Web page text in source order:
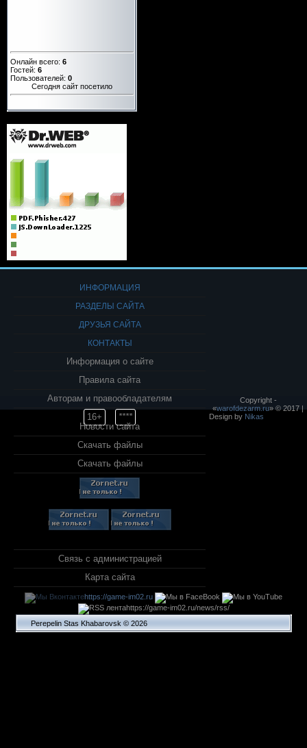
Онлайн всего: 6
Гостей: 6
Пользователей: 0
Сегодня сайт посетило
ИНФОРМАЦИЯ
РАЗДЕЛЫ САЙТА
ДРУЗЬЯ САЙТА
КОНТАКТЫ
Информация о сайте
Правила сайта
Авторам и правообладателям
16+
****
Новости сайта
Скачать файлы
Скачать файлы
Связь с администрацией
Карта сайта
Copyright -
«warofdezarm.ru» © 2017 |
Design by Nikas
https://game-im02.ru
https://game-im02.ru/news/rss/
Perepelin Stas Khabarovsk © 2026